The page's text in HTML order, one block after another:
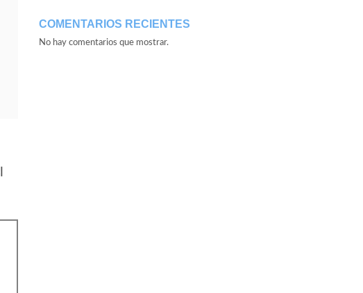
COMENTARIOS RECIENTES
No hay comentarios que mostrar.